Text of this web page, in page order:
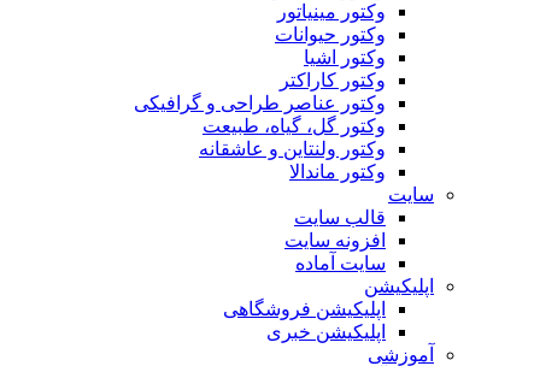
وکتور مینیاتور
وکتور حیوانات
وکتور اشیا
وکتور کاراکتر
وکتور عناصر طراحی و گرافیکی
وکتور گل، گیاه، طبیعت
وکتور ولنتاین و عاشقانه
وکتور ماندالا
سایت
قالب سایت
افزونه سایت
سایت آماده
اپلیکیشن
اپلیکیشن فروشگاهی
اپلیکیشن خبری
آموزشی